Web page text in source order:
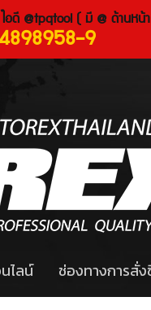
ไอดี @tpqtool ( มี @ ด้านห
9
ไลน์
ช่องทางการสั่